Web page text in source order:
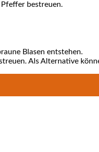
bestreuen.
Bla­sen entstehen.
Als Alter­na­ti­ve